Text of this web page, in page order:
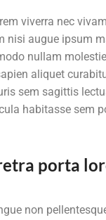
viverra nec
nisi augue ipsum
nullam
aliquet
sem sagittis
habitasse sem
porta
non